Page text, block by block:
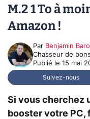
M.2 1 To à
Amazon !
Par Benjamin
Chasseur de
Publié le 15 mai
Suivez-nous
Si vous cherchez
booster votre PC,